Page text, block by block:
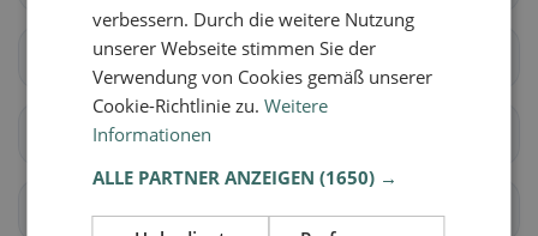
Romanshorn Salmsach
Sommeri
Amriswil Bischofszell
verbessern. Durch die weitere Nutzung
unserer Webseite stimmen Sie der
Verwendung von Cookies gemäß unserer
Cookie-Richtlinie zu.Weitere
Informationen
ALLE PARTNER ANZEIGEN(1650) →